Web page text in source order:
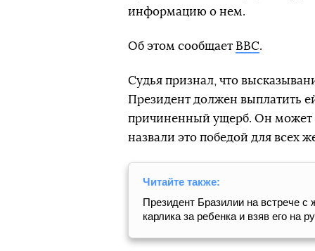
информацию о нем.
Об этом сообщает BBC.
Судья признал, что
Президент должен выплатить
причиненный ущерб. Он может
назвали это победой для всех
Читайте также:
Президент Бразилии на встрече с
карлика за ребенка и взяв его на